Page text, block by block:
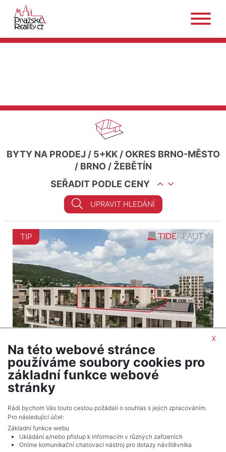
BYTY NA PRODEJ / 5+KK/ OKRES BRNO-MĚSTO
/ BRNO / ŽEBĚTÍN
SEŘADIT PODLE CENY
UPRAVIT HLEDÁNÍ
TIP
Byt na prodej / 5+kk / 176 m2
Beroun-Město - Beroun
Info o ceně u RK
x
Na této webové stránce
používáme soubory cookies pro
základní funkce webové
stránky
Rádi bychom Vás touto cestou požádali o souhlas s jejich zpracováním.
Pro následující účel:
Základní funkce webu
Ukládání a/nebo přístup k informacím v různých zařízeních
Online komunikační chatovací nástroj pro dotazy návštěvníka